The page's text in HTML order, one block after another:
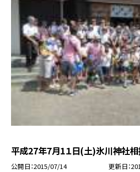
平成27年7月1１日(土)氷川神社
公開日 2015/07/14 更新日